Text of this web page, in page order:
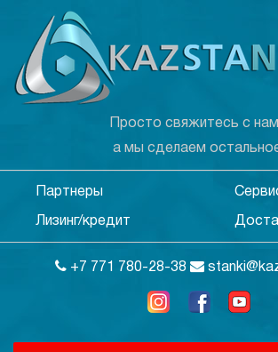
Просто свяжитесь с
а мы сделаем
Партнеры
Лизинг/кредит
+7 771 780-28-38